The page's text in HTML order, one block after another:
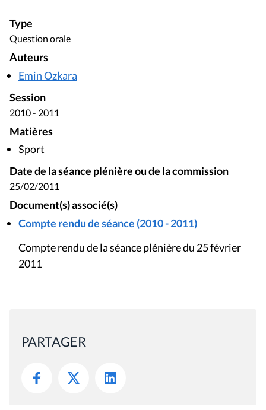
Type
Question orale
Auteurs
Emin Ozkara
Session
2010 - 2011
Matières
Sport
Date de la séance plénière ou de la commission
25/02/2011
Document(s) associé(s)
Compte rendu de séance (2010 - 2011)
Compte rendu de la séance plénière du 25 février
2011
PARTAGER